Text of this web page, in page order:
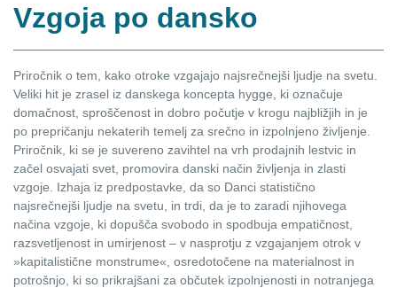
Vzgoja po dansko
Priročnik o tem, kako otroke vzgajajo najsrečnejši ljudje na svetu.
Veliki hit je zrasel iz danskega koncepta hygge, ki označuje
domačnost, sproščenost in dobro počutje v krogu najbližjih in je
po prepričanju nekaterih temelj za srečno in izpolnjeno življenje.
Priročnik, ki se je suvereno zavihtel na vrh prodajnih lestvic in
začel osvajati svet, promovira danski način življenja in zlasti
vzgoje. Izhaja iz predpostavke, da so Danci statistično
najsrečnejši ljudje na svetu, in trdi, da je to zaradi njihovega
načina vzgoje, ki dopušča svobodo in spodbuja empatičnost,
razsvetljenost in umirjenost – v nasprotju z vzgajanjem otrok v
»kapitalistične monstrume«, osredotočene na materialnost in
potrošnjo, ki so prikrajšani za občutek izpolnjenosti in notranjega